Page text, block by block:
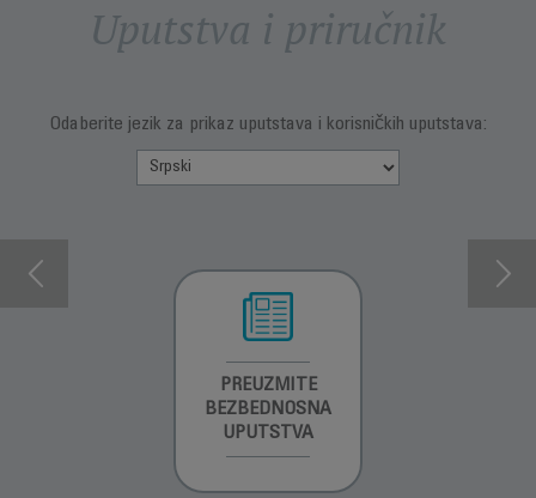
Uputstva i priručnik
Odaberite jezik za prikaz uputstava i korisničkih uputstava:
PREUZMITE
BEZBEDNOSNA
UPUTSTVA